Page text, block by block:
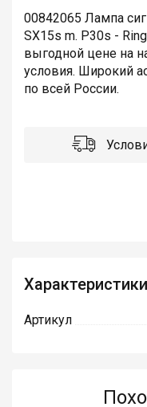
00842065 Лампа
SX15s m. P30s -
выгодной цене на
условия. Широкий
по всей России.
Характеристики
Артикул